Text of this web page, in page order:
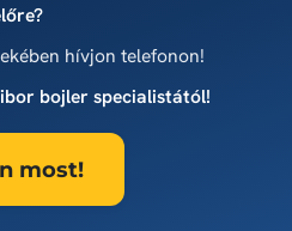
hívjon telefonon!
bojler specialistától!
most!